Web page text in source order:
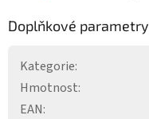
Doplňkové parametry
Kategorie:
Hmotnost:
EAN: